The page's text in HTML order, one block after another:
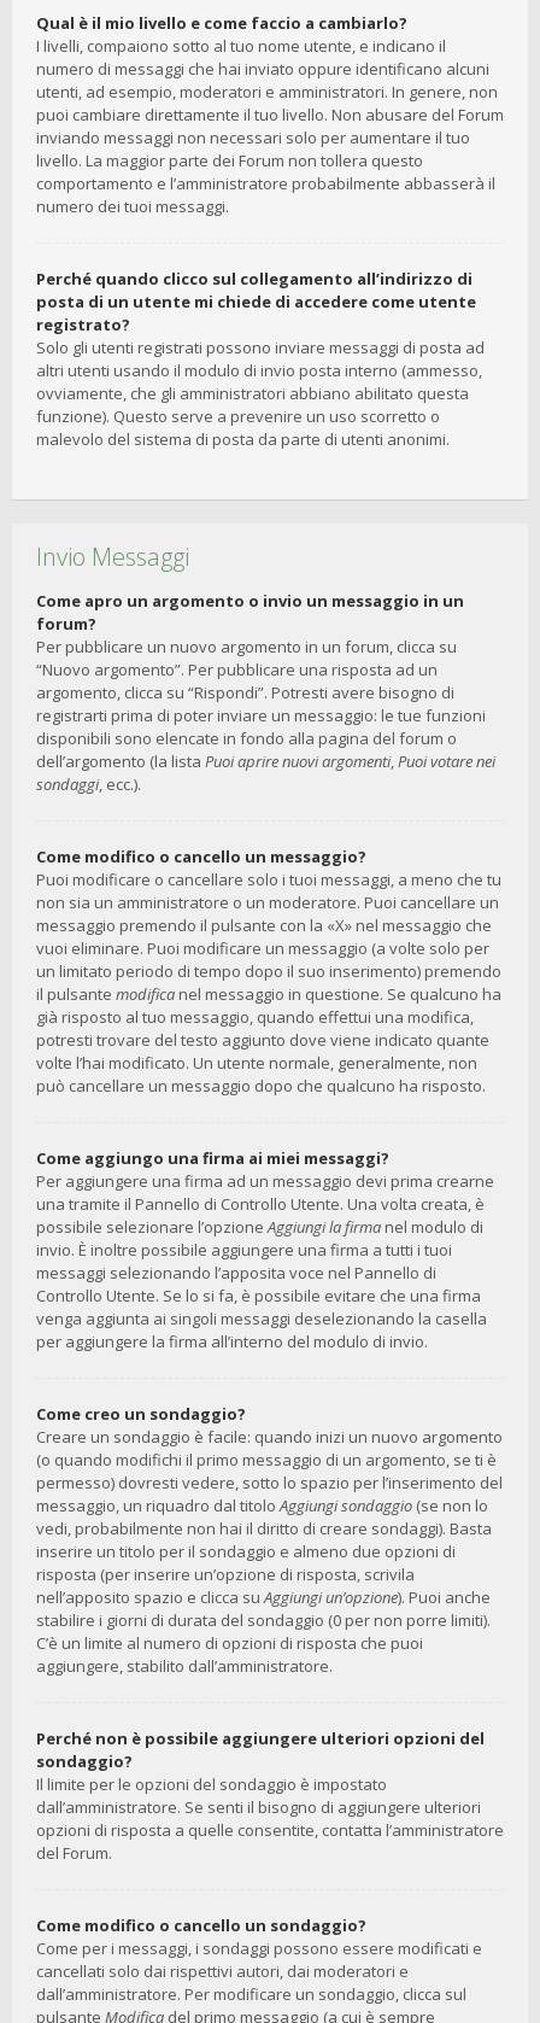
Qual è il mio livello e come faccio a cambiarlo?
I livelli, compaiono sotto al tuo nome utente, e indicano il
numero di messaggi che hai inviato oppure identificano alcuni
utenti, ad esempio, moderatori e amministratori. In genere, non
puoi cambiare direttamente il tuo livello. Non abusare del Forum
inviando messaggi non necessari solo per aumentare il tuo
livello. La maggior parte dei Forum non tollera questo
comportamento e l’amministratore probabilmente abbasserà il
numero dei tuoi messaggi.
Perché quando clicco sul collegamento all’indirizzo di
posta di un utente mi chiede di accedere come utente
registrato?
Solo gli utenti registrati possono inviare messaggi di posta ad
altri utenti usando il modulo di invio posta interno (ammesso,
ovviamente, che gli amministratori abbiano abilitato questa
funzione). Questo serve a prevenire un uso scorretto o
malevolo del sistema di posta da parte di utenti anonimi.
Invio Messaggi
Come apro un argomento o invio un messaggio in un
forum?
Per pubblicare un nuovo argomento in un forum, clicca su
“Nuovo argomento”. Per pubblicare una risposta ad un
argomento, clicca su “Rispondi”. Potresti avere bisogno di
registrarti prima di poter inviare un messaggio: le tue funzioni
disponibili sono elencate in fondo alla pagina del forum o
dell’argomento (la lista Puoi aprire nuovi argomenti,Puoi votare nei
sondaggi, ecc.).
Come modifico o cancello un messaggio?
Puoi modificare o cancellare solo i tuoi messaggi, a meno che tu
non sia un amministratore o un moderatore. Puoi cancellare un
messaggio premendo il pulsante con la «X» nel messaggio che
vuoi eliminare. Puoi modificare un messaggio (a volte solo per
un limitato periodo di tempo dopo il suo inserimento) premendo
il pulsante modifica nel messaggio in questione. Se qualcuno ha
già risposto al tuo messaggio, quando effettui una modifica,
potresti trovare del testo aggiunto dove viene indicato quante
volte l’hai modificato. Un utente normale, generalmente, non
può cancellare un messaggio dopo che qualcuno ha risposto.
Come aggiungo una firma ai miei messaggi?
Per aggiungere una firma ad un messaggio devi prima crearne
una tramite il Pannello di Controllo Utente. Una volta creata, è
possibile selezionare l’opzioneAggiungi la firma nel modulo di
invio. È inoltre possibile aggiungere una firma a tutti i tuoi
messaggi selezionando l’apposita voce nel Pannello di
Controllo Utente. Se lo si fa, è possibile evitare che una firma
venga aggiunta ai singoli messaggi deselezionando la casella
per aggiungere la firma all’interno del modulo di invio.
Come creo un sondaggio?
Creare un sondaggio è facile: quando inizi un nuovo argomento
(o quando modifichi il primo messaggio di un argomento, se ti è
permesso) dovresti vedere, sotto lo spazio per l’inserimento del
messaggio, un riquadro dal titoloAggiungi sondaggio (se non lo
vedi, probabilmente non hai il diritto di creare sondaggi). Basta
inserire un titolo per il sondaggio e almeno due opzioni di
risposta (per inserire un’opzione di risposta, scrivila
nell’apposito spazio e clicca suAggiungi un’opzione). Puoi anche
stabilire i giorni di durata del sondaggio (0 per non porre limiti).
C’è un limite al numero di opzioni di risposta che puoi
aggiungere, stabilito dall’amministratore.
Perché non è possibile aggiungere ulteriori opzioni del
sondaggio?
Il limite per le opzioni del sondaggio è impostato
dall’amministratore. Se senti il bisogno di aggiungere ulteriori
opzioni di risposta a quelle consentite, contatta l’amministratore
del Forum.
Come modifico o cancello un sondaggio?
Come per i messaggi, i sondaggi possono essere modificati e
cancellati solo dai rispettivi autori, dai moderatori e
dall’amministratore. Per modificare un sondaggio, clicca sul
pulsante Modifica del primo messaggio (a cui è sempre